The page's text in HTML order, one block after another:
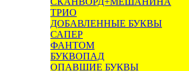
ТРИО
ДОБАВЛЕННЫЕ БУКВЫ
САПЕР
ФАНТОМ
БУКВОПАД
ОПАВШИЕ БУКВЫ